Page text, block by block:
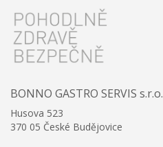
BONNO GASTRO SERVIS s.r.o.
Husova 523
370 05 České Budějovice